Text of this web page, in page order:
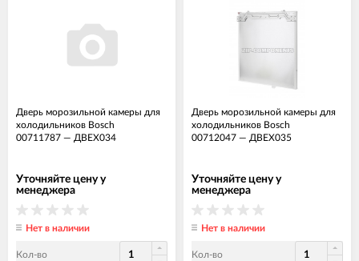
Дверь морозильной камеры для
холодильников Bosch
00711787 — ДВЕХ034
Уточняйте цену у
менеджера
Нет в наличии
Кол-во
Дверь морозильной камеры для
холодильников Bosch
00712047 — ДВЕХ035
Уточняйте цену у
менеджера
Нет в наличии
Кол-во